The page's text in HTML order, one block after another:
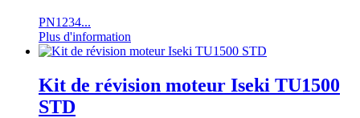
PN1234...
Plus d'information
Kit de révision moteur Iseki TU1500
STD